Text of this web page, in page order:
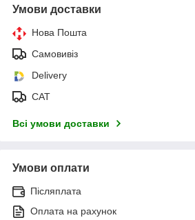
Умови доставки
Нова Пошта
Самовивіз
Delivery
САТ
Всі умови доставки
Умови оплати
Післяплата
Оплата на рахунок